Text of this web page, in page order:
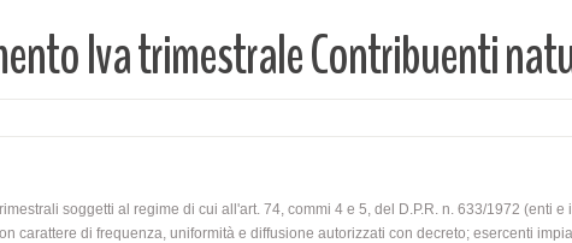
Iva trimestrale Contribuenti
soggetti al regime di cui all'art. 74, commi 4 e 5, del D.P.R. n. 633/1972 (enti e
carattere di frequenza, uniformità e diffusione autorizzati con decreto; esercenti